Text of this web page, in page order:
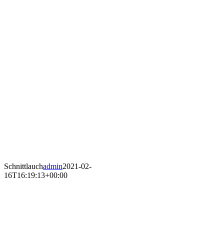
Schnittlauchadmin2021-02-
16T16:19:13+00:00